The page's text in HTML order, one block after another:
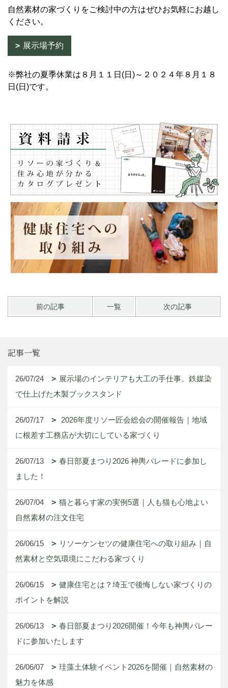
自然素材の家づくりをご検討中の方はぜひお気軽にお越し
ください。
展示場予約
※弊社の夏季休業は８月１１日(日)～２０２４年８月１８
日(日)です。
前の記事 一覧 次の記事
記事一覧
26/07/24
展示場のインテリアも大工の手仕事。鉄媒染
で仕上げた木製ブックスタンド
26/07/17
2026年度リソー匠会総会の開催報告｜地域
に根差す工務店が大切にしている家づくり
26/07/13
春日部夏まつり2026 神輿パレードに参加し
ました！
26/07/04
猫と暮らす家の実例5選｜人も猫も心地よい
自然素材の注文住宅
26/06/15
リソーケンセツの健康住宅への取り組み｜自
然素材と空気環境にこだわる家づくり
26/06/15
健康住宅とは？埼玉で後悔しない家づくりの
ポイントを解説
26/06/13
春日部夏まつり2026開催！今年も神輿パレー
ドに参加いたします
26/06/07
珪藻土体験イベント2026を開催｜自然素材の
魅力を体感